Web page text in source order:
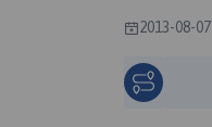
2013-08-07